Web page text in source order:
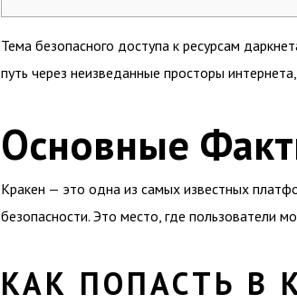
Тема безопасного доступа к ресурсам
путь через неизведанные просторы
Основные
Кракен — это одна из самых известных
безопасности. Это место, где пользователи
КАК ПОПАСТЬ В